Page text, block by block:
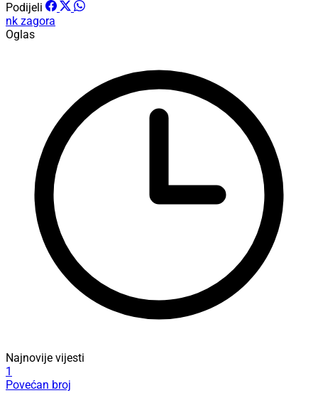
Podijeli
nk zagora
Oglas
Najnovije vijesti
1
Povećan broj